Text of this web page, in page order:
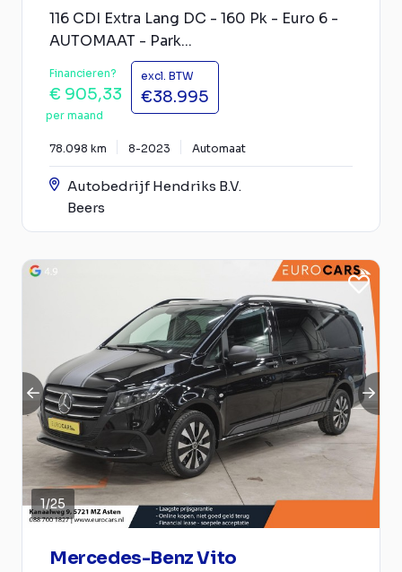
116 CDI Extra Lang DC - 160 Pk - Euro 6 -
AUTOMAAT - Park...
Financieren?
€ 905,33
per maand
excl. BTW
€38.995
78.098 km 8-2023 Automaat
Autobedrijf Hendriks B.V.
Beers
1/25
Mercedes-Benz Vito